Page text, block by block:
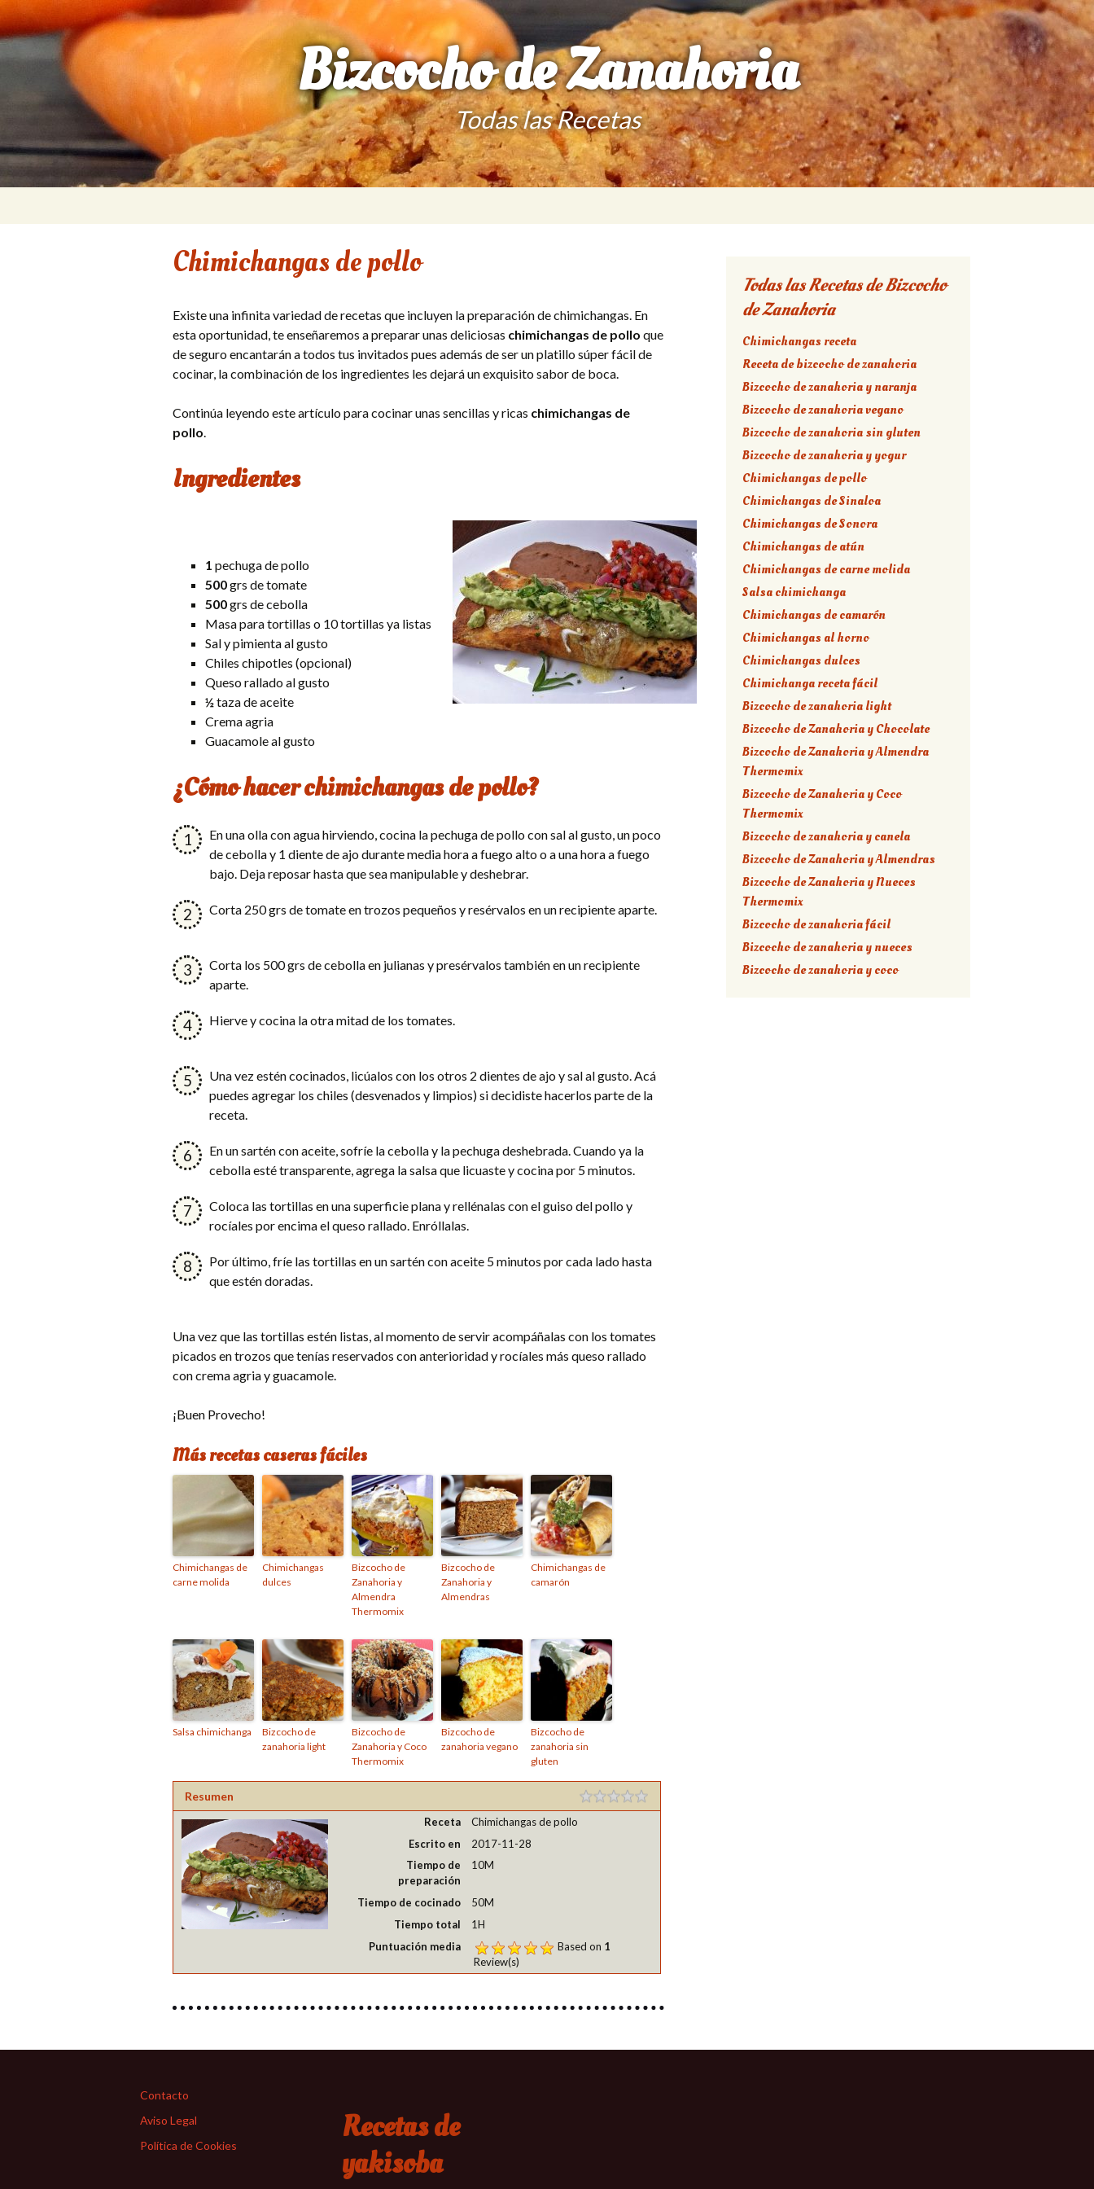
Bizcocho de Zanahoria
Todas las Recetas
Chimichangas de pollo
Existe una infinita variedad de recetas que incluyen la preparación de chimichangas. En
esta oportunidad, te enseñaremos a preparar unas deliciosas chimichangas de pollo que
de seguro encantarán a todos tus invitados pues además de ser un platillo súper fácil de
cocinar, la combinación de los ingredientes les dejará un exquisito sabor de boca.
Continúa leyendo este artículo para cocinar unas sencillas y ricas chimichangas de
pollo.
Ingredientes
1 pechuga de pollo
500grs de tomate
500grs de cebolla
Masa para tortillas o 10 tortillas ya listas
Sal y pimienta al gusto
Chiles chipotles (opcional)
Queso rallado al gusto
½taza de aceite
Crema agria
Guacamole al gusto
¿Cómo hacer chimichangas de pollo?
En una olla con agua hirviendo, cocina la pechuga de pollo con sal al gusto, un poco
de cebolla y 1 diente de ajo durante media hora a fuego alto o a una hora a fuego
bajo. Deja reposar hasta que sea manipulable y deshebrar.
Corta 250 grs de tomate en trozos pequeños y resérvalos en un recipiente aparte.
Corta los 500 grs de cebolla en julianas y presérvalos también en un recipiente
aparte.
Hierve y cocina la otra mitad de los tomates.
Una vez estén cocinados, licúalos con los otros 2 dientes de ajo y sal al gusto. Acá
puedes agregar los chiles (desvenados y limpios) si decidiste hacerlos parte de la
receta.
En un sartén con aceite, sofríe la cebolla y la pechuga deshebrada. Cuando ya la
cebolla esté transparente, agrega la salsa que licuaste y cocina por 5 minutos.
Coloca las tortillas en una superficie plana y rellénalas con el guiso del pollo y
rocíales por encima el queso rallado. Enróllalas.
Por último, fríe las tortillas en un sartén con aceite 5 minutos por cada lado hasta
que estén doradas.
Una vez que las tortillas estén listas, al momento de servir acompáñalas con los tomates
picados en trozos que tenías reservados con anterioridad y rocíales más queso rallado
con crema agria y guacamole.
¡Buen Provecho!
Más recetas caseras fáciles
Chimichangas de
carne molida
Chimichangas
dulces
Bizcocho de
Zanahoria y
Almendra
Thermomix
Bizcocho de
Zanahoria y
Almendras
Chimichangas de
camarón
Salsa chimichanga
Bizcocho de
zanahoria light
Bizcocho de
Zanahoria y Coco
Thermomix
Bizcocho de
zanahoria vegano
Bizcocho de
zanahoria sin
gluten
Resumen
Receta
Chimichangas de pollo
Escrito en
2017-11-28
Tiempo de
preparación
10M
Tiempo de cocinado
50M
Tiempo total
1H
Puntuación media
Based on 1
Review(s)
Todas las Recetas de Bizcocho
de Zanahoria
Chimichangas receta
Receta de bizcocho de zanahoria
Bizcocho de zanahoria y naranja
Bizcocho de zanahoria vegano
Bizcocho de zanahoria sin gluten
Bizcocho de zanahoria y yogur
Chimichangas de pollo
Chimichangas de Sinaloa
Chimichangas de Sonora
Chimichangas de atún
Chimichangas de carne molida
Salsa chimichanga
Chimichangas de camarón
Chimichangas al horno
Chimichangas dulces
Chimichanga receta fácil
Bizcocho de zanahoria light
Bizcocho de Zanahoria y Chocolate
Bizcocho de Zanahoria y Almendra
Thermomix
Bizcocho de Zanahoria y Coco
Thermomix
Bizcocho de zanahoria y canela
Bizcocho de Zanahoria y Almendras
Bizcocho de Zanahoria y Nueces
Thermomix
Bizcocho de zanahoria fácil
Bizcocho de zanahoria y nueces
Bizcocho de zanahoria y coco
Contacto
Aviso Legal
Política de Cookies
Recetas de
yakisoba